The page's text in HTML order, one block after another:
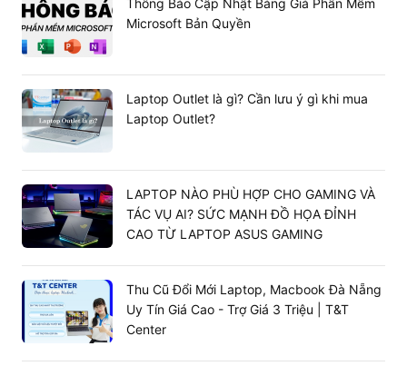
Thông Báo Cập Nhật Bảng Giá Phần Mềm
Microsoft Bản Quyền
Laptop Outlet là gì? Cần lưu ý gì khi mua
Laptop Outlet?
LAPTOP NÀO PHÙ HỢP CHO GAMING VÀ
TÁC VỤ AI? SỨC MẠNH ĐỒ HỌA ĐỈNH
CAO TỪ LAPTOP ASUS GAMING
Thu Cũ Đổi Mới Laptop, Macbook Đà Nẵng
Uy Tín Giá Cao - Trợ Giá 3 Triệu | T&T
Center